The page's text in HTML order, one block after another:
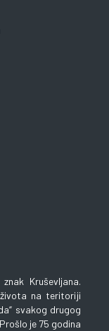
Kruševljana.
na teritoriji
svakog drugog
je 75 godina